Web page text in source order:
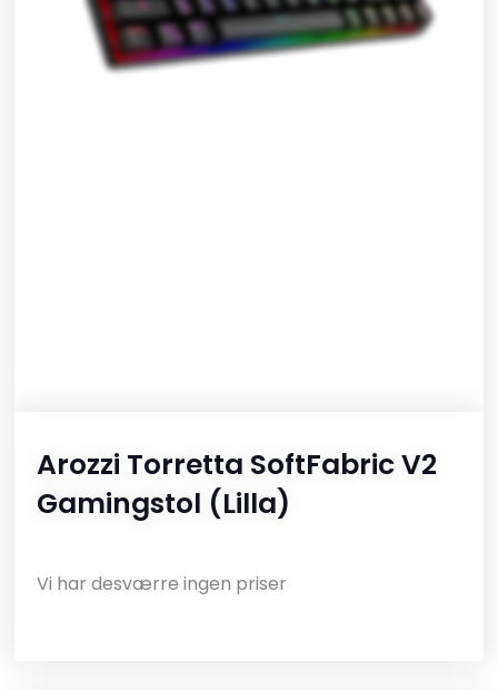
Arozzi Torretta SoftFabric V2
Gamingstol (lilla)
Vi har desværre ingen priser